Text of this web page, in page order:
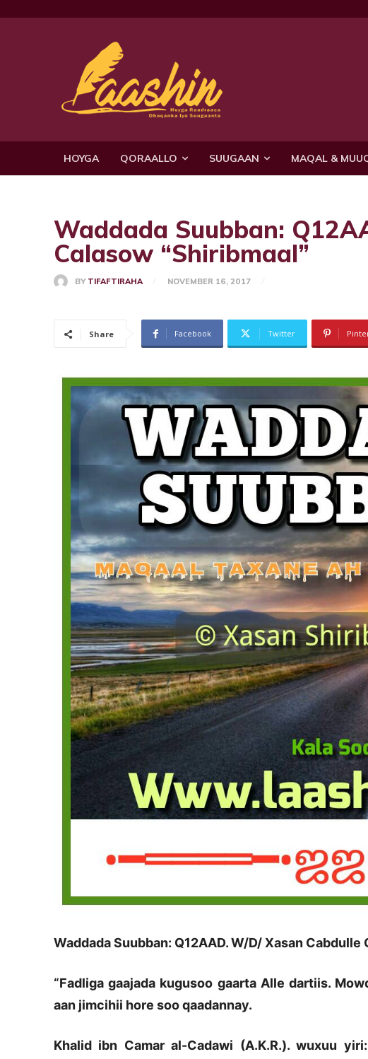
HOYGA QORAALLO SUUGAAN MAQAL &
Waddada Suubban:
Calasow “Shiribmaal”
BY TIFAFTIRAHA NOVEMBER 16, 2017
Share Facebook Twitter
Waddada Suubban: Q12AAD. W/D/ Xasan Cabdulle
“Fadliga gaajada kugusoo gaarta Alle dartiis.
aan jimcihii hore soo qaadannay.
Khalid ibn Camar al-Cadawi (A.K.R.). wuxuu